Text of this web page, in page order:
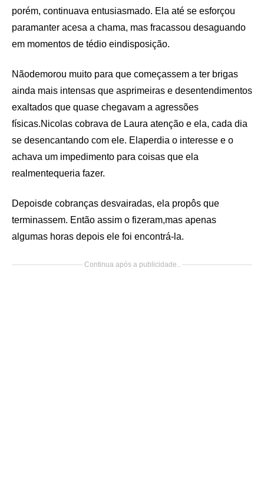
porém, continuava entusiasmado. Ela até se esforçou
paramanter acesa a chama, mas fracassou desaguando
em momentos de tédio eindisposição.
Nãodemorou muito para que começassem a ter brigas
ainda mais intensas que asprimeiras e desentendimentos
exaltados que quase chegavam a agressões
físicas.Nicolas cobrava de Laura atenção e ela, cada dia
se desencantando com ele. Elaperdia o interesse e o
achava um impedimento para coisas que ela
realmentequeria fazer.
Depoisde cobranças desvairadas, ela propôs que
terminassem. Então assim o fizeram,mas apenas
algumas horas depois ele foi encontrá-la.
Continua após a publicidade..